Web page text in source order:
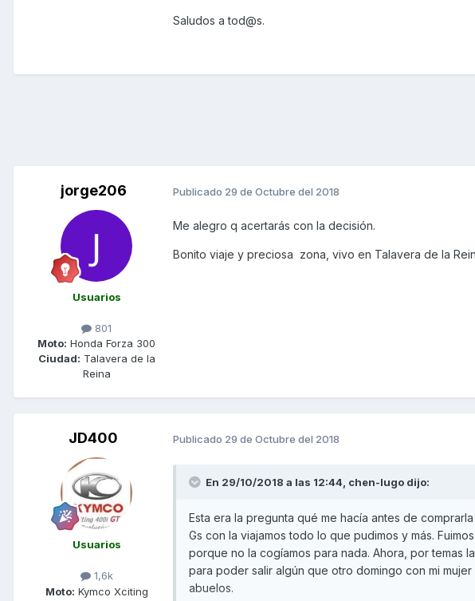
Saludos a tod@s.
jorge206
Usuarios
801
Moto: Honda Forza 300
Ciudad: Talavera de la
Reina
Publicado 29 de Octubre del 2018
Me alegro q acertarás con la decisión.
Bonito viaje y preciosa zona, vivo en Talavera de la
JD400
Usuarios
1,6k
Moto: Kymco Xciting
Publicado 29 de Octubre del 2018
En 29/10/2018 a las 12:44, chen-lugo dijo:
Esta era la pregunta qué me hacía antes de
Gs con la viajamos todo lo que pudimos y más.
porque no la cogíamos para nada. Ahora, por temas
para poder salir algún que otro domingo con mi
abuelos.